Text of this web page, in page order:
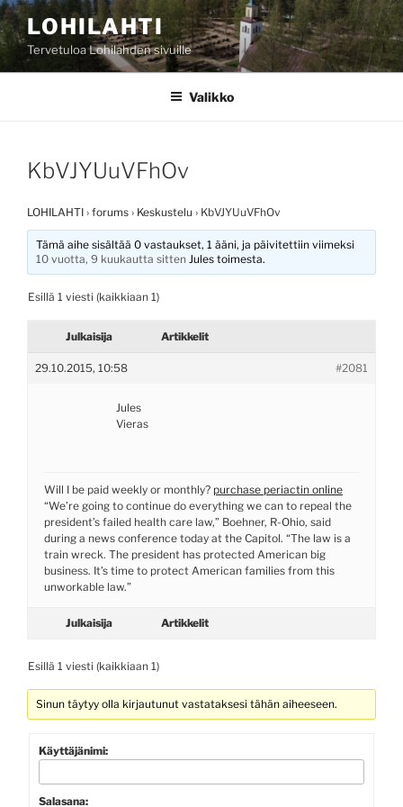
Siirry
sisältöönLOHILAHTI
Tervetuloa Lohilahden sivuille
Valikko
KbVJYUuVFhOv
LOHILAHTI › forums › Keskustelu › KbVJYUuVFhOv
Tämä aihe sisältää 0 vastaukset, 1 ääni, ja päivitettiin viimeksi
10 vuotta, 9 kuukautta sitten Jules toimesta.
Esillä 1 viesti (kaikkiaan 1)
Julkaisija Artikkelit
29.10.2015, 10:58 #2081
Jules
Vieras
Will I be paid weekly or monthly? purchase periactin online
“We’re going to continue do everything we can to repeal the
president’s failed health care law,” Boehner, R-Ohio, said
during a news conference today at the Capitol. “The law is a
train wreck. The president has protected American big
business. It’s time to protect American families from this
unworkable law.”
Julkaisija Artikkelit
Esillä 1 viesti (kaikkiaan 1)
Sinun täytyy olla kirjautunut vastataksesi tähän aiheeseen.
Käyttäjänimi:
Salasana: